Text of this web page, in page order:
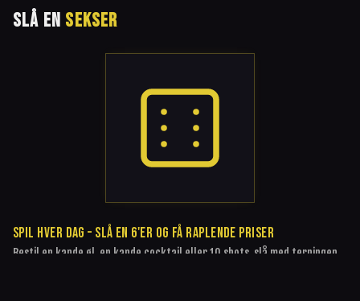
SLÅ EN SEKSER
SPIL HVER DAG – SLÅ EN 6'ER OG FÅ RAPLENDE PRISER
Bestil en kande øl, en kande cocktail eller 10 shots, slå med terningen,